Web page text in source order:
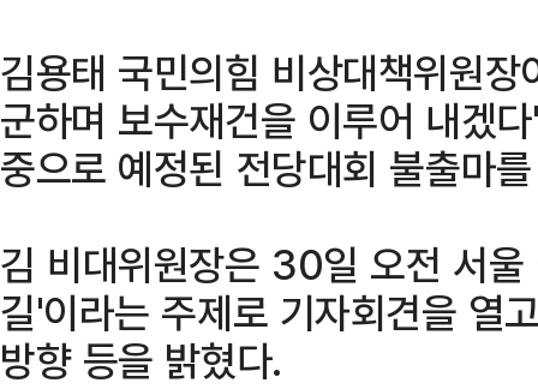
김용태 국민의힘 비상대책위원
군하며 보수재건을 이루어 내겠
중으로 예정된 전당대회 불출마
김 비대위원장은 30일 오전 서
길'이라는 주제로 기자회견을 열
방향 등을 밝혔다.